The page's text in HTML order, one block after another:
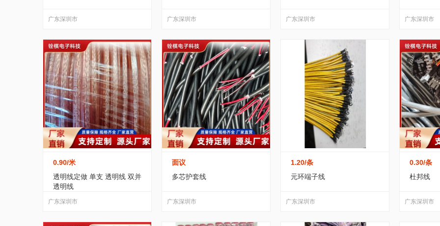
广东深圳市 广东深圳市 广东深圳市 广东深圳市
0.90/米
透明线定做 单支 透明线 双并
透明线
广东深圳市
面议
多芯护套线
广东深圳市
1.20/条
元环端子线
广东深圳市
0.30/条
杜邦线
广东深圳市